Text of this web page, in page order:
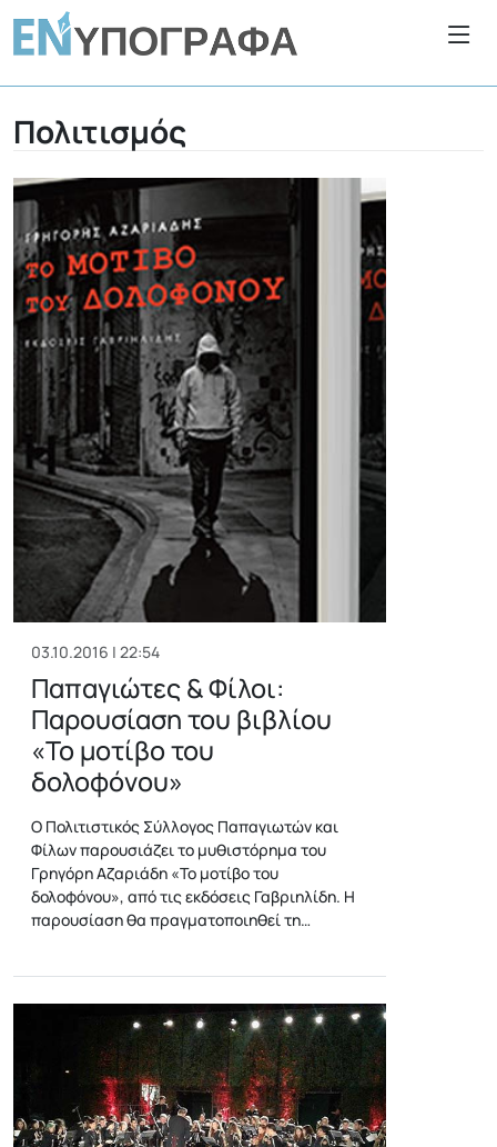
Πολιτισμός
03.10.2016 | 22:54
Παπαγιώτες & Φίλοι:
Παρουσίαση του βιβλίου
«Το μοτίβο του
δολοφόνου»
O Πολιτιστικός Σύλλογος Παπαγιωτών και
Φίλων παρουσιάζει το μυθιστόρημα του
Γρηγόρη Αζαριάδη «Το μοτίβο του
δολοφόνου», από τις εκδόσεις Γαβριηλίδη. Η
παρουσίαση θα πραγματοποιηθεί τη…